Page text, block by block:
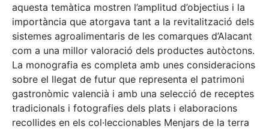
aquesta temàtica mostren l’amplitud d’objectius i la
importància que atorgava tant a la revitalització dels
sistemes agroalimentaris de les comarques d’Alacant
com a una millor valoració dels productes autòctons.
La monografia es completa amb unes consideracions
sobre el llegat de futur que representa el patrimoni
gastronòmic valencià i amb una selecció de receptes
tradicionals i fotografies dels plats i elaboracions
recollides en els col·leccionables Menjars de la terra